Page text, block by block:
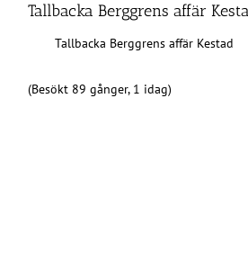
Tallbacka Berggrens affär
Tallbacka Berggrens affär Kestad
(Besökt 89 gånger, 1 idag)